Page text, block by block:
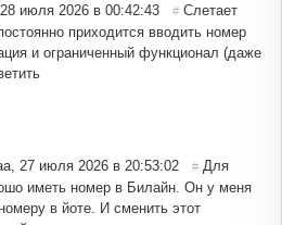
28 июля 2026 в 00:42:43 # Слетает
приходится вводить номер
и ограниченный функционал (даже
27 июля 2026 в 20:53:02 # Для
иметь номер в Билайн. Он у меня
в йоте. И сменить этот